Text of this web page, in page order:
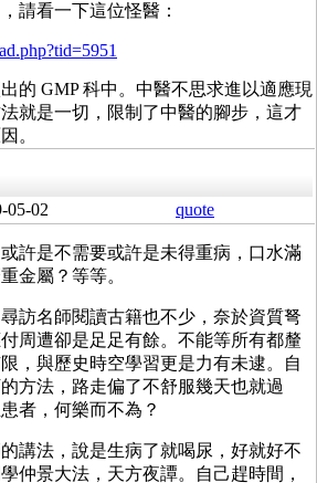
請看一下這位怪醫：
的 GMP 科中。中醫不思求進以適應現
就是一切，限制了中醫的腳步，這才
。
05-02 quote
許是不需要或許是未得重病，口水滿
金屬？等等。
訪名師閱讀古籍也不少，奈於資質弩
周遭卻是足足有餘。不能等所有都釐
，與歷史時空學習更是力有未逮。自
方法，路走偏了不舒服幾天也就過
者，何樂而不為？
講法，說是生病了就喝尿，好就好不
仲景大法，天方夜譚。自己趕時間，